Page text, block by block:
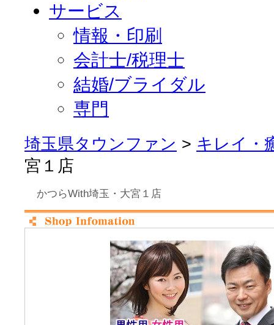
サービス
情報・印刷
会計士/税理士
結婚/ブライダル
専門
埼玉県タウンファン > キレイ・
宮１店
かつらWith埼玉・大宮１店